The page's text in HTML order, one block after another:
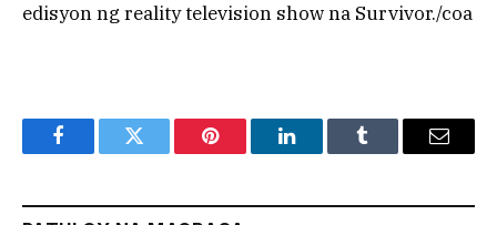
edisyon ng reality television show na Survivor./coa
FacebookTwitter Pinterest LinkedInTumblr Email